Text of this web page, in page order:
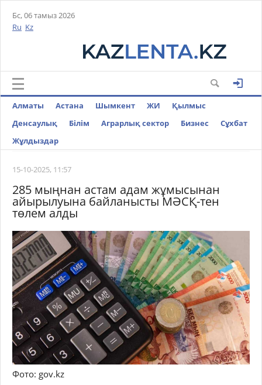
Бс, 06 тамыз 2026
Ru Kz
Алматы Астана Шымкент ЖИ
Қылмыс
Денсаулық
Білім Аграрлық сектор Бизнес
Cұхбат
Жұлдыздар
15-10-2025, 11:57
285 мыңнан астам адам жұмысынан
айырылуына байланысты МӘСҚ-тен
төлем алды
Фото: gov.kz